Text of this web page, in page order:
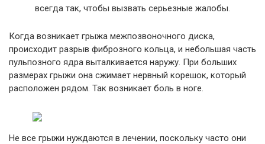
всегда так, чтобы вызвать серьезные жалобы.
Когда возникает грыжа межпозвоночного диска,
происходит разрыв фиброзного кольца, и небольшая часть
пульпозного ядра выталкивается наружу. При больших
размерах грыжи она сжимает нервный корешок, который
расположен рядом. Так возникает боль в ноге.
Не все грыжи нуждаются в лечении, поскольку часто они